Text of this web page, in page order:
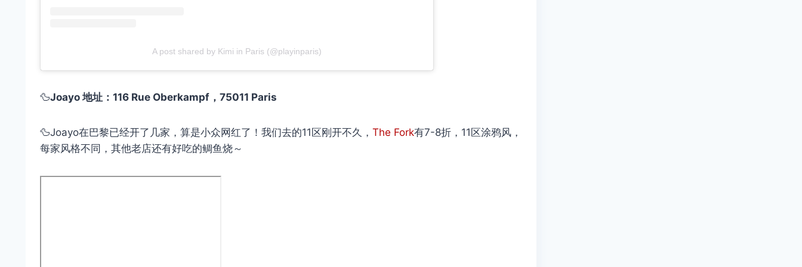
A post shared by Kimi in Paris (@playinparis)
🦆Joayo 地址：116 Rue Oberkampf，75011 Paris
🦆Joayo在巴黎已经开了几家，算是小众网红了！我们去的11区刚开不久， The Fork有7-8折，11区涂鸦风，
每家风格不同，其他老店还有好吃的鲷鱼烧～